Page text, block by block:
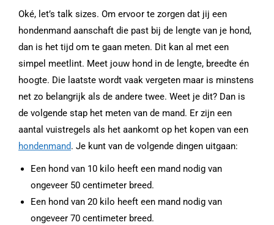
Oké, let’s talk sizes. Om ervoor te zorgen dat jij een
hondenmand aanschaft die past bij de lengte van je hond,
dan is het tijd om te gaan meten. Dit kan al met een
simpel meetlint. Meet jouw hond in de lengte, breedte én
hoogte. Die laatste wordt vaak vergeten maar is minstens
net zo belangrijk als de andere twee. Weet je dit? Dan is
de volgende stap het meten van de mand. Er zijn een
aantal vuistregels als het aankomt op het kopen van een
hondenmand. Je kunt van de volgende dingen uitgaan:
Een hond van 10 kilo heeft een mand nodig van
ongeveer 50 centimeter breed.
Een hond van 20 kilo heeft een mand nodig van
ongeveer 70 centimeter breed.